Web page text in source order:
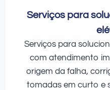
Serviços para
Serviços para
com atendimento
origem da falha,
tomadas em curto e